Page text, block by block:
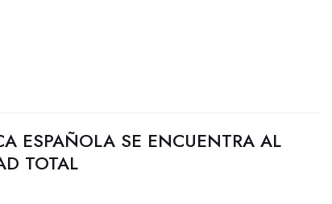
ESPAÑOLA SE ENCUENTRA AL
TOTAL